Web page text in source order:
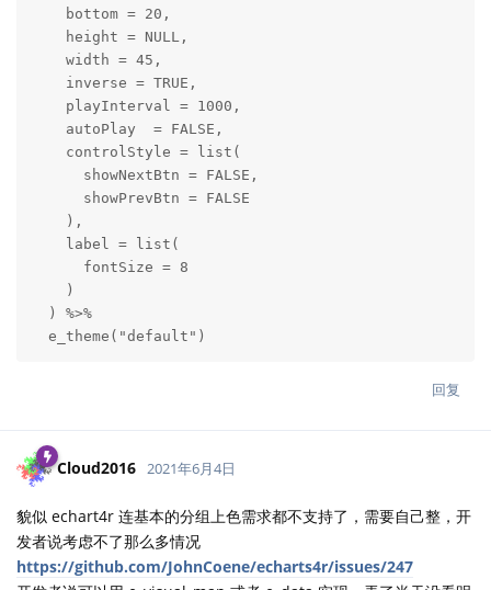
    bottom = 20,
    height = NULL,
    width = 45,
    inverse = TRUE,
    playInterval = 1000,
    autoPlay  = FALSE,
    controlStyle = list(
      showNextBtn = FALSE,
      showPrevBtn = FALSE
    ),
    label = list(
      fontSize = 8
    )
  ) %>%
  e_theme("default")
回复
Cloud2016 2021年6月4日
貌似 echart4r 连基本的分组上色需求都不支持了，需要自己整，开
发者说考虑不了那么多情况
https://github.com/JohnCoene/echarts4r/issues/247